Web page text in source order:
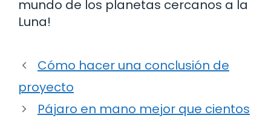
mundo de los planetas cercanos a la
Luna!
Cómo hacer una conclusión de
proyecto
Pájaro en mano mejor que cientos